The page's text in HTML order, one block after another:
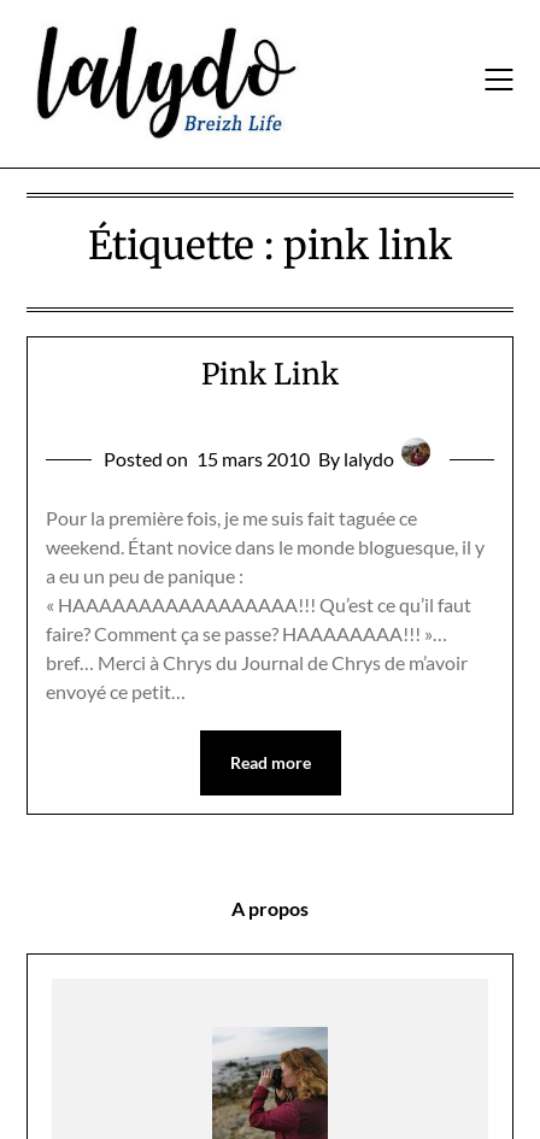
content
Étiquette : pink link
Pink Link
Posted on 15 mars 2010 By lalydo
Pour la première fois, je me suis fait taguée ce
weekend. Étant novice dans le monde bloguesque, il y
a eu un peu de panique :
« HAAAAAAAAAAAAAAAAA!!! Qu’est ce qu’il faut
faire? Comment ça se passe? HAAAAAAAA!!! »…
bref… Merci à Chrys du Journal de Chrys de m’avoir
envoyé ce petit…
Read more
A propos